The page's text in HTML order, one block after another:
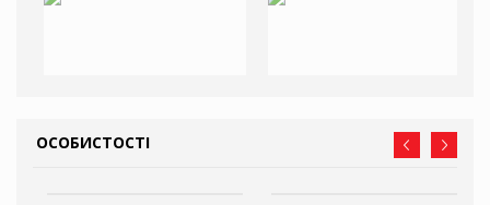
ОСОБИСТОСТІ